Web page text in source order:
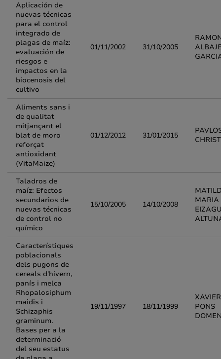
Aplicación de
nuevas técnicas
para el control
integrado de
plagas de maíz:
evaluación de
riesgos e
impactos en la
biocenosis del
cultivo
01/11/2002 31/10/2005
Aliments sans i
de qualitat
mitjançant el
blat de moro
reforçat
antioxidant
(VitaMaize)
01/12/2012 31/01/2015
Taladros de
maíz: Efectos
secundarios de
nuevas técnicas
de control no
químico
15/10/2005 14/10/2008
MARIA
Característiques
poblacionals
dels pugons de
cereals d'hivern,
panís i melca
Rhopalosiphum
maidis i
Schizaphis
graminum.
Bases per a la
determinació
del seu estatus
19/11/1997 18/11/1999
XAVIER
PONS